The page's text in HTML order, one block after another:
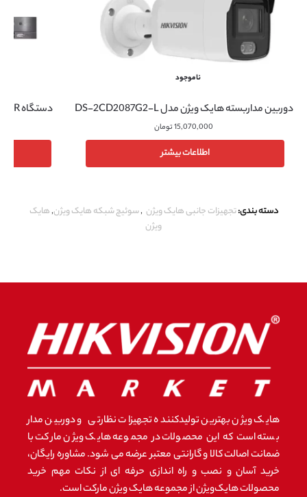
ناموجود
دوربین مداربسته هایک ویژن مدل DS-2CD2087G2-L
15,070,000تومان
اطلاعات بیشتر
دستگاه DVR هایک ویژن مدل DS-7232HQHI-K2
دسته بندی:تجهیزات جانبی هایک ویژن ,سوئیچ شبکه هایک ویژن,هایک
ویژن
هایک ویژن بهترین تولیدکننده تجهیزات نظارتی و دوربین مدار
بسته است که این محصولات در مجموعه هایک ویژن مارکت با
ضمانت اصالت کالا و گارانتی معتبر عرضه می شود. مشاوره رایگان،
خرید آسان و نصب و راه اندازی حرفه ای از نکات مهم خرید
محصولات هایک‌ویژن از مجموعه هایک ویژن مارکت است.